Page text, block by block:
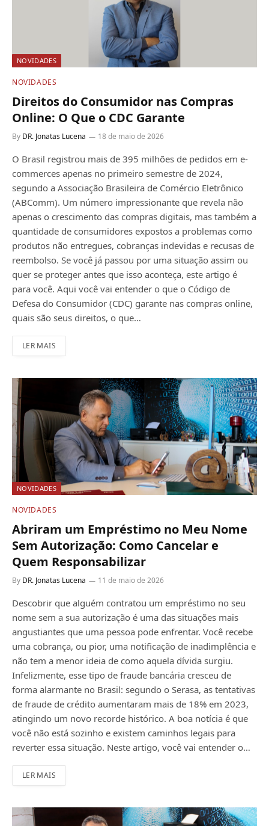
NOVIDADES
NOVIDADES
Direitos do Consumidor nas Compras
Online: O Que o CDC Garante
By DR. Jonatas Lucena 18 de maio de 2026
O Brasil registrou mais de 395 milhões de pedidos em e-
commerces apenas no primeiro semestre de 2024,
segundo a Associação Brasileira de Comércio Eletrônico
(ABComm). Um número impressionante que revela não
apenas o crescimento das compras digitais, mas também a
quantidade de consumidores expostos a problemas como
produtos não entregues, cobranças indevidas e recusas de
reembolso. Se você já passou por uma situação assim ou
quer se proteger antes que isso aconteça, este artigo é
para você. Aqui você vai entender o que o Código de
Defesa do Consumidor (CDC) garante nas compras online,
quais são seus direitos, o que…
LER MAIS
NOVIDADES
NOVIDADES
Abriram um Empréstimo no Meu Nome
Sem Autorização: Como Cancelar e
Quem Responsabilizar
By DR. Jonatas Lucena 11 de maio de 2026
Descobrir que alguém contratou um empréstimo no seu
nome sem a sua autorização é uma das situações mais
angustiantes que uma pessoa pode enfrentar. Você recebe
uma cobrança, ou pior, uma notificação de inadimplência e
não tem a menor ideia de como aquela dívida surgiu.
Infelizmente, esse tipo de fraude bancária cresceu de
forma alarmante no Brasil: segundo o Serasa, as tentativas
de fraude de crédito aumentaram mais de 18% em 2023,
atingindo um novo recorde histórico. A boa notícia é que
você não está sozinho e existem caminhos legais para
reverter essa situação. Neste artigo, você vai entender o…
LER MAIS